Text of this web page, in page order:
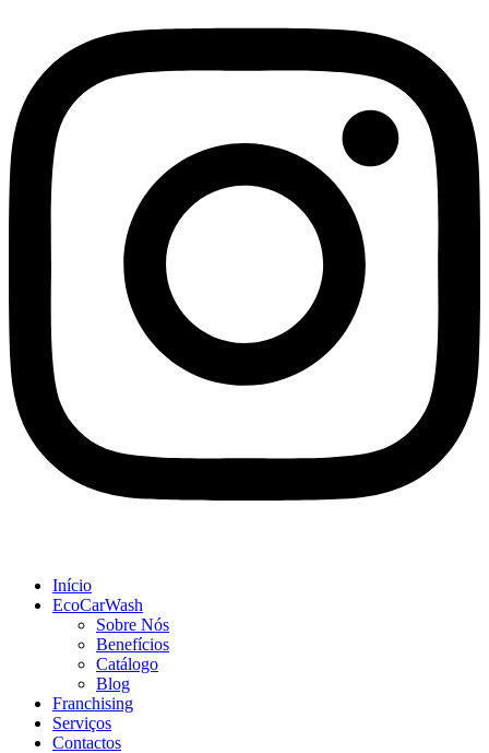
Início
EcoCarWash
Sobre Nós
Benefícios
Catálogo
Blog
Franchising
Serviços
Contactos